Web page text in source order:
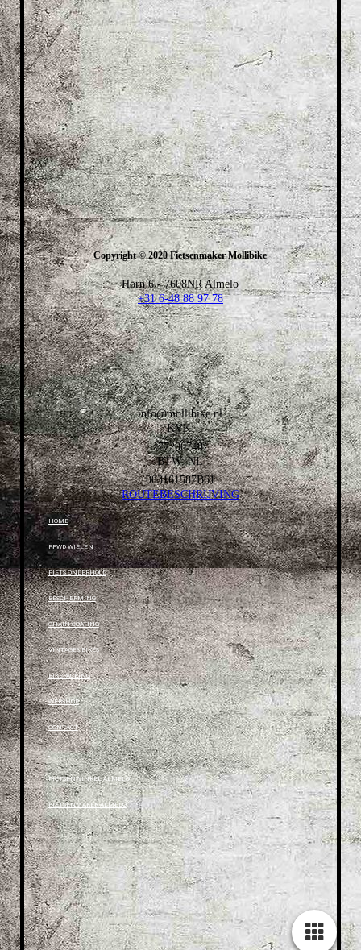
Copyright © 2020 Fietsenmaker Mollibike
Horn 6 - 7608NR Almelo
+31 6-48 88 97 78
info@mollibike.nl
KVK:
77200748
BTW: NL
003161587B61
ROUTEBESCHRIJVING
HOME
FFWD WIELEN
FIETS ONDERHOUD
BESCHERMING
CHAIN COATING
VINTAGES BIKES
BIKEPACKING
WEBSHOP
CONTACT
.
FIETSENWINKEL ALMELO
FIETSENMAKER ALMELO